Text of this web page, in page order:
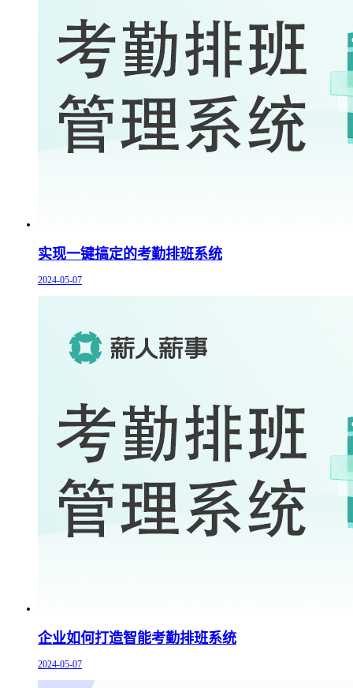
实现一键搞定的考勤排班系统
2024-05-07
企业如何打造智能考勤排班系统
2024-05-07